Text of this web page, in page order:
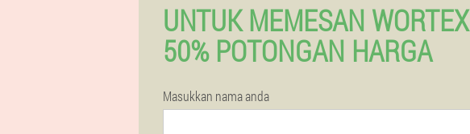
UNTUK MEMESAN WORTEX
50% POTONGAN HARGA
Masukkan nama anda